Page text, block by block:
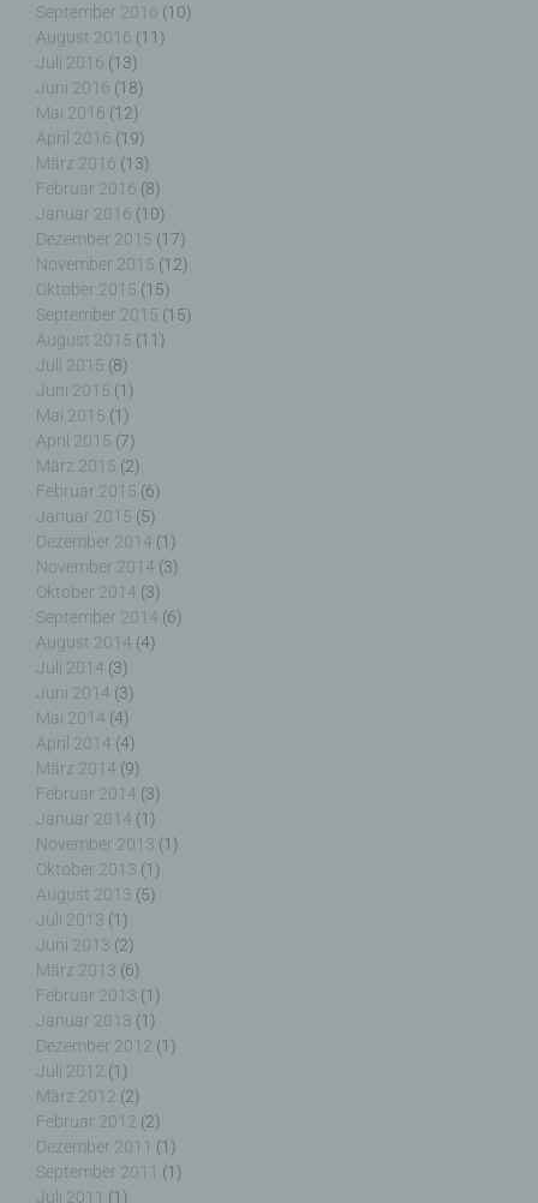
September 2016 (10)
August 2016 (11)
Juli 2016 (13)
Juni 2016 (18)
Mai 2016 (12)
April 2016 (19)
März 2016 (13)
Februar 2016 (8)
Januar 2016 (10)
Dezember 2015 (17)
November 2015 (12)
Oktober 2015 (15)
September 2015 (15)
August 2015 (11)
Juli 2015 (8)
Juni 2015 (1)
Mai 2015 (1)
April 2015 (7)
März 2015 (2)
Februar 2015 (6)
Januar 2015 (5)
Dezember 2014 (1)
November 2014 (3)
Oktober 2014 (3)
September 2014 (6)
August 2014 (4)
Juli 2014 (3)
Juni 2014 (3)
Mai 2014 (4)
April 2014 (4)
März 2014 (9)
Februar 2014 (3)
Januar 2014 (1)
November 2013 (1)
Oktober 2013 (1)
August 2013 (5)
Juli 2013 (1)
Juni 2013 (2)
März 2013 (6)
Februar 2013 (1)
Januar 2013 (1)
Dezember 2012 (1)
Juli 2012 (1)
März 2012 (2)
Februar 2012 (2)
Dezember 2011 (1)
September 2011 (1)
Juli 2011 (1)
h) Auftragsverarbeiter
Auftragsverarbeiter ist eine natürliche oder
juristische Person, Behörde, Einrichtung oder
andere Stelle, die personenbezogene Daten im
Auftrag des Verantwortlichen verarbeitet.
i) Empfänger
Empfänger ist eine natürliche oder juristische
Person, Behörde, Einrichtung oder andere Stelle,
der personenbezogene Daten offengelegt werden,
unabhängig davon, ob es sich bei ihr um einen
Dritten handelt oder nicht. Behörden, die im
Rahmen eines bestimmten Untersuchungsauftrags
nach dem Unionsrecht oder dem Recht der
Mitgliedstaaten möglicherweise
personenbezogene Daten erhalten, gelten jedoch
nicht als Empfänger.
j) Dritter
Dritter ist eine natürliche oder juristische Person,
Behörde, Einrichtung oder andere Stelle außer der
betroffenen Person, dem Verantwortlichen, dem
Auftragsverarbeiter und den Personen, die unter
der unmittelbaren Verantwortung des
Verantwortlichen oder des Auftragsverarbeiters
befugt sind, die personenbezogenen Daten zu
verarbeiten.
k) Einwilligung
Einwilligung ist jede von der betroffenen Person
freiwillig für den bestimmten Fall in informierter
Weise und unmissverständlich abgegebene
Willensbekundung in Form einer Erklärung oder